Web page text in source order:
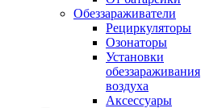
Обеззараживатели
Рециркуляторы
Озонаторы
Установки
обеззараживания
воздуха
Аксессуары